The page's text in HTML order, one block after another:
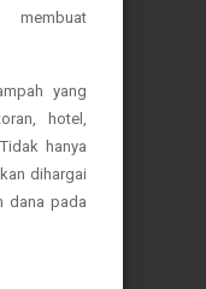
membuat
yang
hotel,
hanya
dihargai
dana pada